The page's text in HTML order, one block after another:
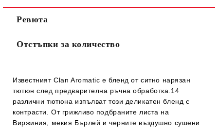
Ревюта
Отстъпки за количество
Известният Clan Aromatic е бленд от ситно нарязан
тютюн след предварителна ръчна обработка.14
различни тютюна изпълват този деликатен бленд с
контрасти. От грижливо подбраните листа на
Виржиния, мекия Бърлей и черните въздушно сушени